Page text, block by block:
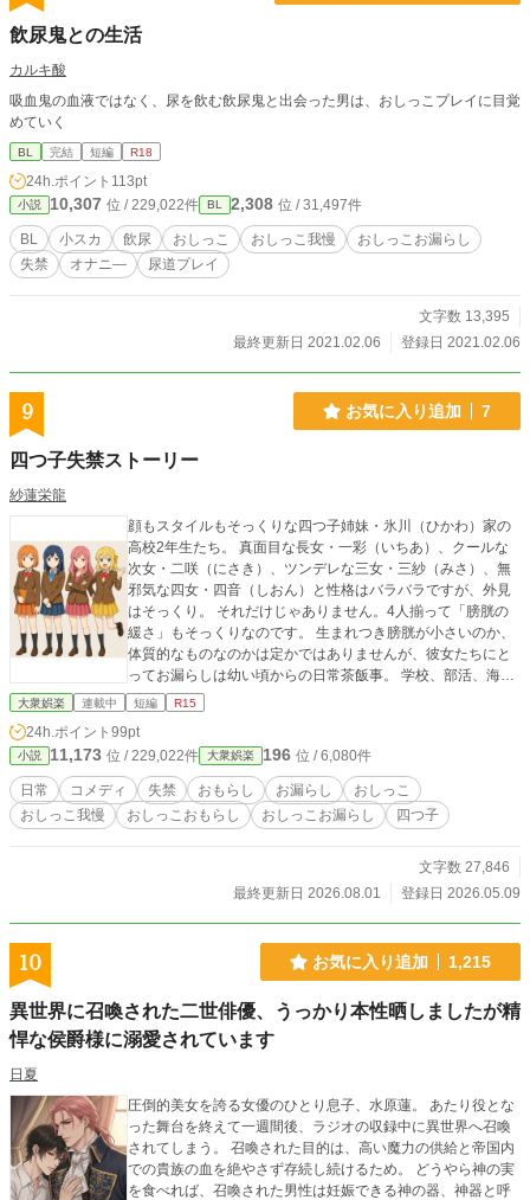
飲尿鬼との生活
カルキ酸
吸血鬼の血液ではなく、尿を飲む飲尿鬼と出会った男は、おしっこプレイに目覚
めていく
BL 完結 短編 R18
24h.ポイント 113pt
小説 10,307 位 / 229,022件 BL 2,308 位 / 31,497件
BL 小スカ 飲尿 おしっこ おしっこ我慢
おしっこお漏らし
失禁
オナニ― 尿道プレイ
文字数 13,395
最終更新日 2021.02.06
登録日 2021.02.06
9 お気に入り追加 7
四つ子失禁ストーリー
紗蓮栄龍
顔もスタイルもそっくりな四つ子姉妹・氷川（ひかわ）家の
高校2年生たち。 真面目な長女・一彩（いちあ）、クールな
次女・二咲（にさき）、ツンデレな三女・三紗（みさ）、無
邪気な四女・四音（しおん）と性格はバラバラですが、外見
はそっくり。 それだけじゃありません。4人揃って「膀胱の
緩さ」もそっくりなのです。 生まれつき膀胱が小さいのか、
体質的なものなのかは定かではありませんが、彼女たちにと
ってお漏らしは幼い頃からの日常茶飯事。 学校、部活、海水
浴、人生ゲーム……どこにいても巻き起こるドタバタ失禁
もらし日常コメディ。
大衆娯楽 連載中 短編 R15
24h.ポイント 99pt
小説 11,173 位 / 229,022件 大衆娯楽 196 位 / 6,080件
日常 コメディ 失禁 おもらし お漏らし
おしっこ
おしっこ我慢
おしっこおもらし おしっこお漏らし 四つ子
文字数 27,846
最終更新日 2026.08.01
登録日 2026.05.09
10 お気に入り追加 1,215
異世界に召喚された二世俳優、うっかり本性晒しましたが精
悍な侯爵様に溺愛されています
日夏
圧倒的美女を誇る女優のひとり息子、水原蓮。 あたり役とな
った舞台を終えて一週間後、ラジオの収録中に異世界へ召喚
されてしまう。 召喚された目的は、高い魔力の供給と帝国内
での貴族の血を絶やさず存続し続けるため。 どうやら神の実
を食べれば、召喚された男性は妊娠できる神の器、神器と呼